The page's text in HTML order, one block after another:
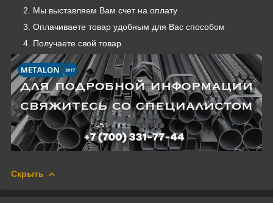
Мы выставляем Вам счет на оплату
Оплачиваете товар удобным для Вас способом
Получаете свой товар
Скрыть